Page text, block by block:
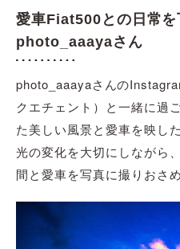
愛車Fiat500との日常
photo_aaayaさん
photo_aaayaさんの
クエチェント）と一緒に過
た美しい風景と愛車を映し
光の変化を大切にしながら
間と愛車を写真に撮りおさ